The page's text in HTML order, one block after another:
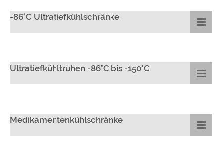
-86°C Ultratiefkühlschränke
Ultratiefkühltruhen -86°C bis -150°C
Medikamentenkühlschränke